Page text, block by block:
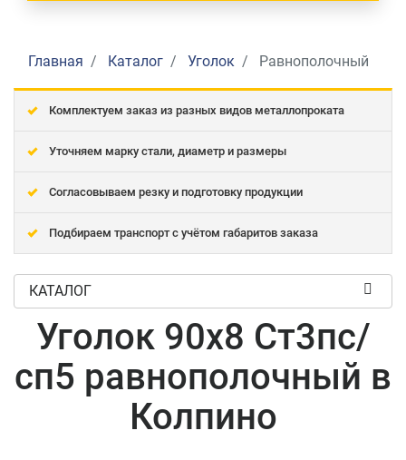
Главная Каталог Уголок Равнополочный
Комплектуем заказ из разных видов металлопроката
Уточняем марку стали, диаметр и размеры
Согласовываем резку и подготовку продукции
Подбираем транспорт с учётом габаритов заказа
КАТАЛОГ
Уголок 90x8 Ст3пс/
сп5 равнополочный в
Колпино